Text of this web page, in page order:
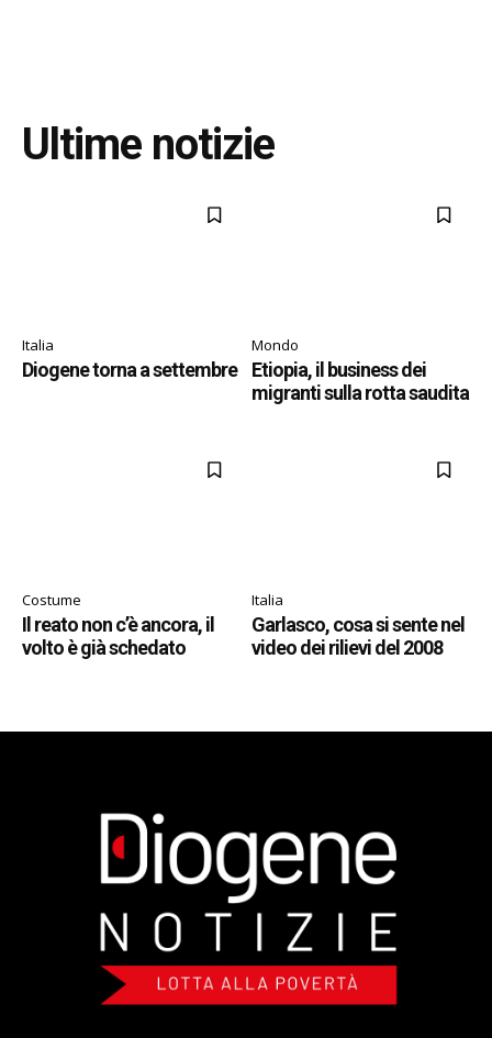
Ultime notizie
Italia
Diogene torna a settembre
Mondo
Etiopia, il business dei
migranti sulla rotta saudita
Costume
Il reato non c’è ancora, il
volto è già schedato
Italia
Garlasco, cosa si sente nel
video dei rilievi del 2008